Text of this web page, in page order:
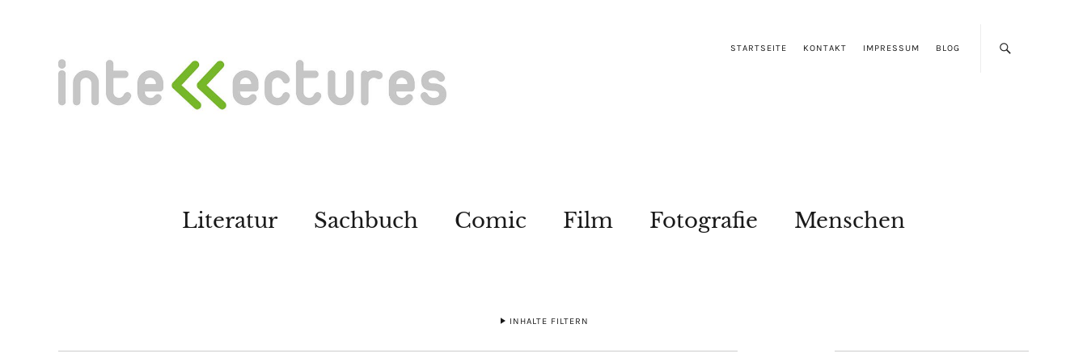
STARTSEITE KONTAKT IMPRESSUM BLOG
Literatur Sachbuch Comic Film Fotografie Menschen
INHALTE FILTERN